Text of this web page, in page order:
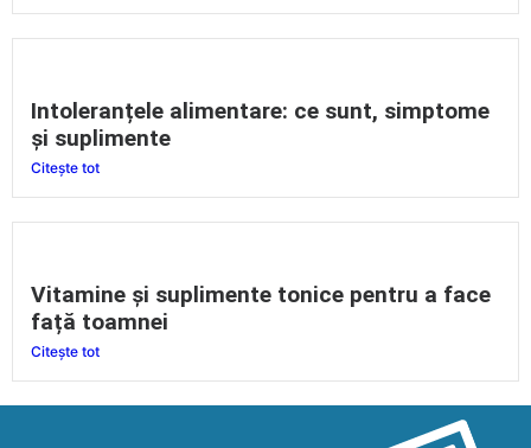
Intoleranțele alimentare: ce sunt, simptome
și suplimente
Citește tot
Vitamine și suplimente tonice pentru a face
față toamnei
Citește tot